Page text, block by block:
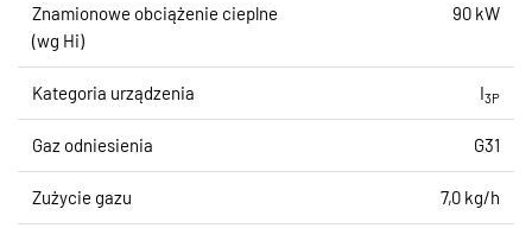
Znamionowe obciążenie cieplne
(wg Hi)
90 kW
Kategoria urządzenia I3P
Gaz odniesienia G31
Zużycie gazu 7,0 kg/h